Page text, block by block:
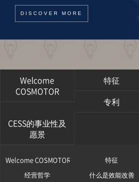
DISCOVER MORE
Welcome
COSMOTOR
特征
专利
CESS的事业性及
愿景
Welcome COSMOTOR
经营哲学
特征
什么是效能改善